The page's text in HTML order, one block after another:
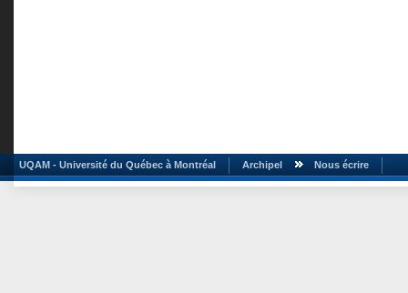
UQAM - Université du Québec à Montréal Archipel Nous écrire